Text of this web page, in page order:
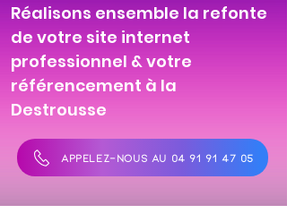
Réalisons ensemble la refonte
de votre site internet
professionnel & votre
référencement à la
Destrousse
APPELEZ-NOUS AU 04 91 91 47 05